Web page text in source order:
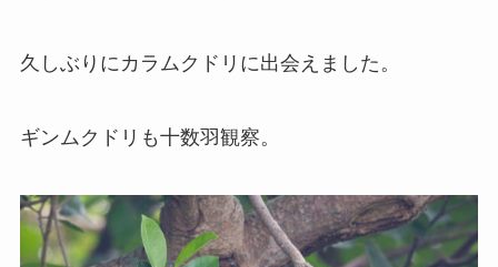
久しぶりにカラムクドリに出会えました。
ギンムクドリも十数羽観察。